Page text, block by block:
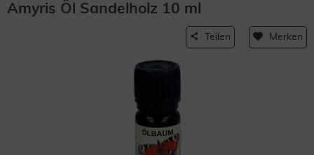
Amyris Öl Sandelholz 10 ml
Teilen Merken